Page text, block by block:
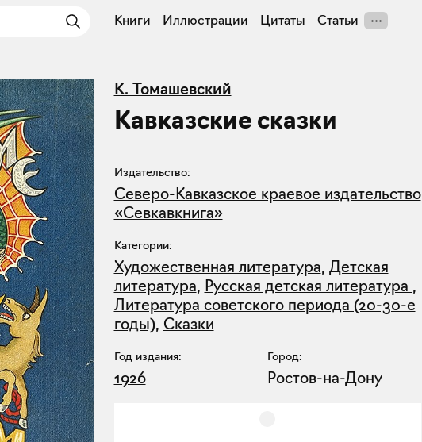
Книги Иллюстрации Цитаты Статьи
К. Томашевский
Кавказские сказки
Издательство:
Северо-Кавказское краевое издательство
«Севкавкнига»
Категории:
Художественная литература, Детская
литература, Русская детская литература ,
Литература советского периода (20-30-е
годы), Сказки
Год издания:
1926
Город:
Ростов-на-Дону